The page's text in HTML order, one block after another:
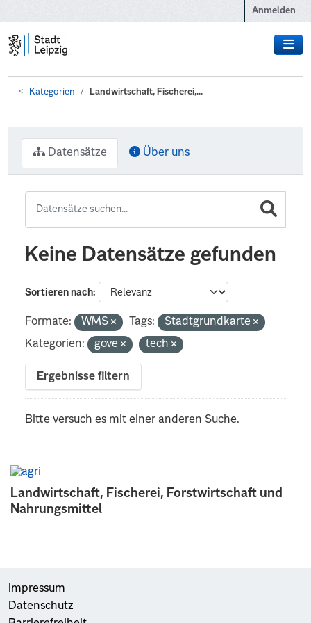
Anmelden
Kategorien Landwirtschaft, Fischerei,...
Landwirtschaft, Fischerei, Forstwirtschaft und
Nahrungsmittel
Datensätze Über uns
Keine Datensätze gefunden
Sortieren nach
Formate: WMS Tags:
Stadtgrundkarte
Kategorien:
gove tech
Ergebnisse filtern
Bitte versuch es mit einer anderen Suche.
Impressum
Datenschutz